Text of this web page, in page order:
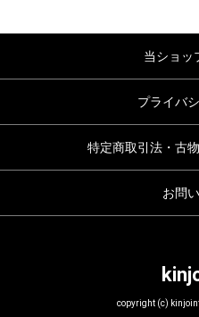
当ショッ
プライバ
特定商取引法・古
お問
copyright (c)